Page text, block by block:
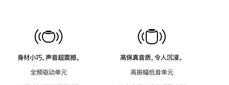
身材小巧，声音超震撼。
全频驱动单元
高保真音质，令人沉浸。
高振幅低音单元